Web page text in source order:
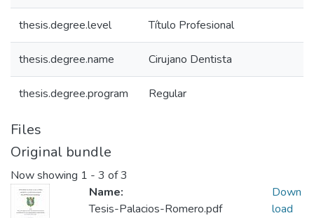
thesis.degree.level Título Profesional
thesis.degree.name Cirujano Dentista
thesis.degree.program Regular
Files
Original bundle
Now showing 1 - 3 of 3
Name:
Tesis-Palacios-Romero.pdf
Down
load